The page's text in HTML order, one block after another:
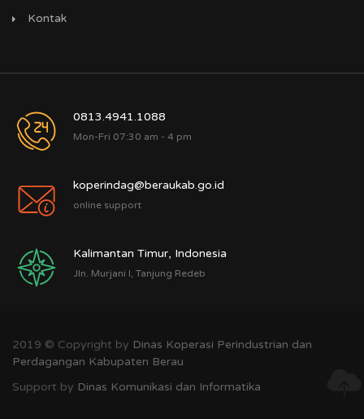
Kontak
0813.4941.1088
Mon-Fri 07:30 am - 4 pm
koperindag@beraukab.go.id
online support
Kalimantan Timur, Indonesia
Jln. Murjani I, Tanjung Redeb
2019 © Copyright by Dinas Koperasi Perindustrian dan
Perdagangan Kabupaten Berau
Support by Dinas Komunikasi dan Informatika